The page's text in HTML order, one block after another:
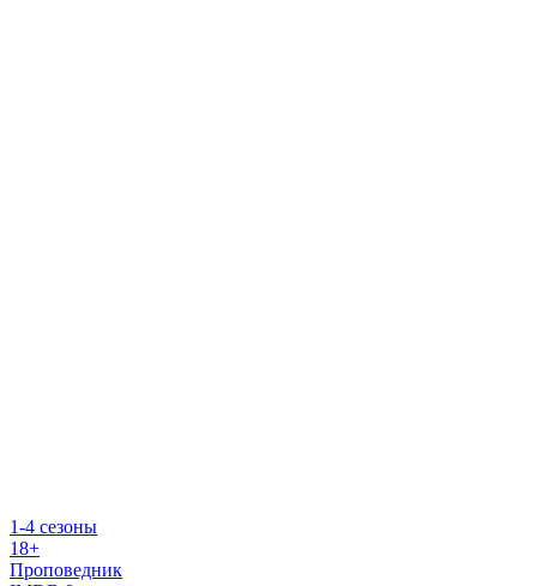
1-4 сезоны
18+
Проповедник